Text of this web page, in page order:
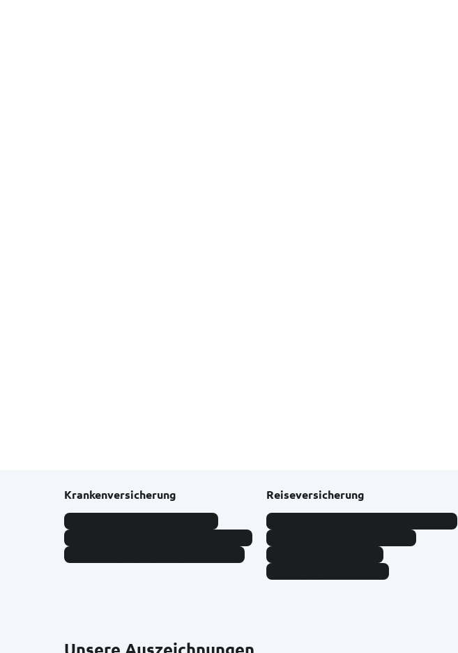
Krankenversicherung
Private Krankenversicherung
Private Krankenzusatzversicherung
Betriebliche Krankenversicherung
Reiseversicherung
Auslandsreise-Krankenversicherung
Reiserücktrittsversicherung
Reise-Komplettschutz
Incoming-Versicherung